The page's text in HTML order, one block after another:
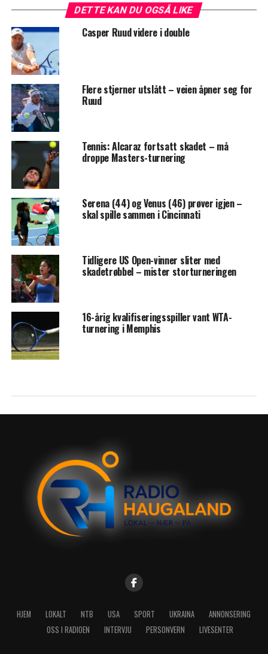
DETTE KAN DU OGSÅ LIKE
Casper Ruud videre i double
Flere stjerner utslått – veien åpner seg for
Ruud
Tennis: Alcaraz fortsatt skadet – må
droppe Masters-turnering
Serena (44) og Venus (46) prøver igjen –
skal spille sammen i Cincinnati
Tidligere US Open-vinner sliter med
skadetrøbbel – mister storturneringen
16-årig kvalifiseringsspiller vant WTA-
turnering i Memphis
HJEM LOKALT NTB USA SPORT UKRAINA
ANNONSERING
OSS I RADIOEN
INTERVJU PERSONVERN LIVESENTER